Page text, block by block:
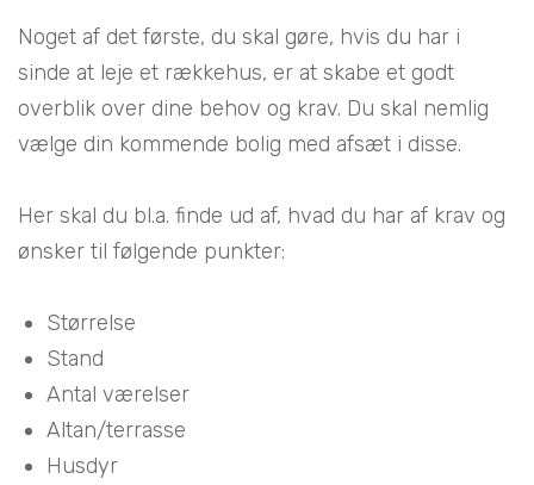
Noget af det første, du skal gøre, hvis du har i
sinde at leje et rækkehus, er at skabe et godt
overblik over dine behov og krav. Du skal nemlig
vælge din kommende bolig med afsæt i disse.
Her skal du bl.a. finde ud af, hvad du har af krav og
ønsker til følgende punkter:
Størrelse
Stand
Antal værelser
Altan/terrasse
Husdyr